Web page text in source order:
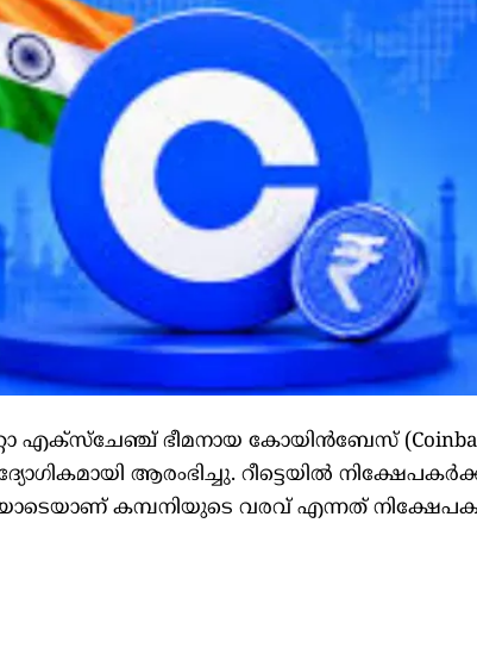
എക്സ്ചേഞ്ച് ഭീമനായ കോയിൻബേസ്
ആരംഭിച്ചു. റീട്ടെയിൽ
കമ്പനിയുടെ വരവ് എന്നത്